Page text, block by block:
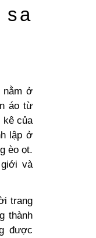
sa
nằm ở
áo từ
kê của
lập ở
èo ọt.
và
trang
thành
được